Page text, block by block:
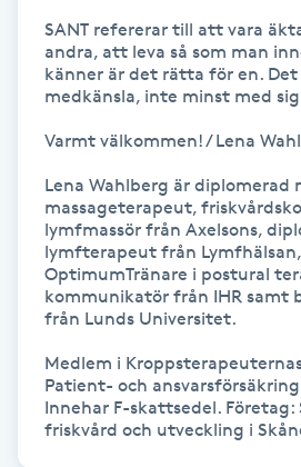
Klippning & Slingor
Klippning ungdom
Koppningsmassage
Kosmetisk tatuering
Kostrådgivning
Kroppsinpackning
Kroppspeeling
SANT refererar till att vara
andra, att leva så som man
känner är det rätta för en. Det
medkänsla, inte minst med sig
Varmt välkommen! / Lena
Lena Wahlberg är diplomerad
massageterapeut,
lymfmassör från Axelsons,
lymfterapeut från
OptimumTränare i postural
kommunikatör från IHR samt
från Lunds Universitet.
Medlem i
Patient- och
Innehar F-skattsedel. Företag: